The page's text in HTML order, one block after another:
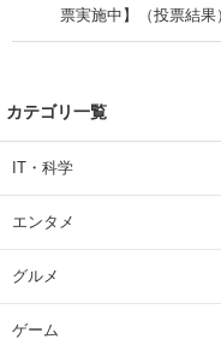
票実施中】（投票結
カテゴリ一覧
IT・科学
エンタメ
グルメ
ゲーム